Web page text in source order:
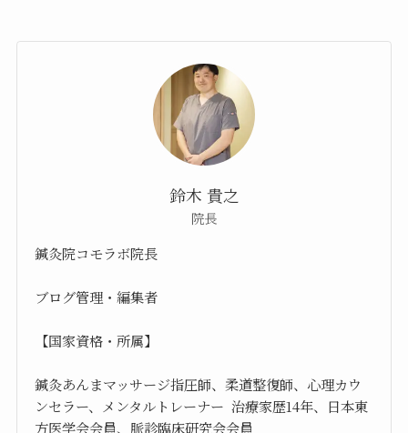
鈴木 貴之
院長
鍼灸院コモラボ院長
ブログ管理・編集者
【国家資格・所属】
鍼灸あんまマッサージ指圧師、柔道整復師、心理カウ
ンセラー、メンタルトレーナー 治療家歴14年、日本東
方医学会会員、脈診臨床研究会会員